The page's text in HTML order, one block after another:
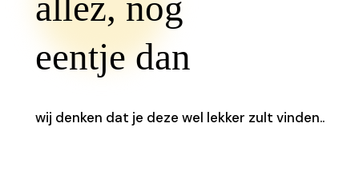
eentje dan
wij denken dat je deze wel lekker zult vinden..